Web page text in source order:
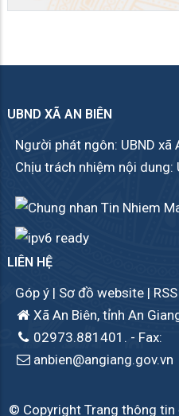
UBND XÃ AN BIÊN
Người phát ngôn: UBND xã
Chịu trách nhiệm nội dung:
LIÊN HỆ
Góp ý | Sơ đồ website | RSS
Xã An Biên, tỉnh An
02973.881401. - Fax:
anbien@angiang.gov.vn
© Copyright Trang thông tin